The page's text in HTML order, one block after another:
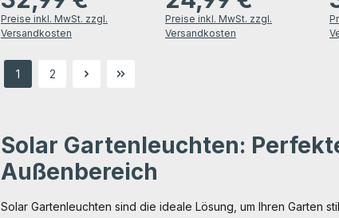
für Garten, Balkon &
Terrasse - Solar-
Farbwechsel bis 8h
Leuchtdauer - Höhe
Tropfen-Form -
LK07-6
Preise inkl. MwSt. zzgl.
Versandkosten
für Garten, Balkon &
Terrasse - Solar-
Preise inkl. MwSt. zzgl.
Versandkosten
Seite
1
Seite
2
Solar Gartenleuchten:
Außenbereich
Solar Gartenleuchten sind die ideale Lösung, um Ihren Garten